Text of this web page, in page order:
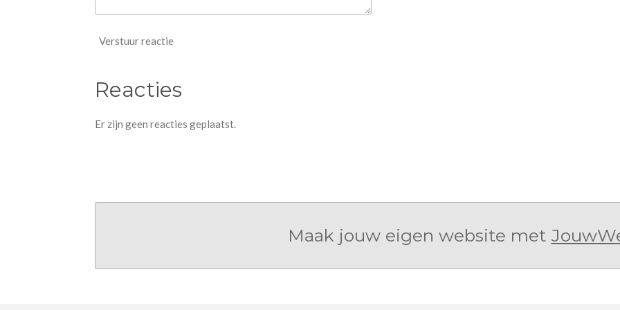
Verstuur reactie
Reacties
Er zijn geen reacties geplaatst.
Maak jouw eigen website met